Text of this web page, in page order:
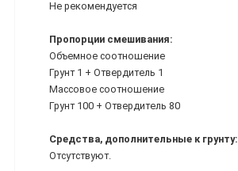
Не рекомендуется
Пропорции смешивания:
Объемное соотношение
Грунт 1 + Отвердитель 1
Массовое соотношение
Грунт 100 + Отвердитель 80
Средства, дополнительные к грунту:
Отсутствуют.